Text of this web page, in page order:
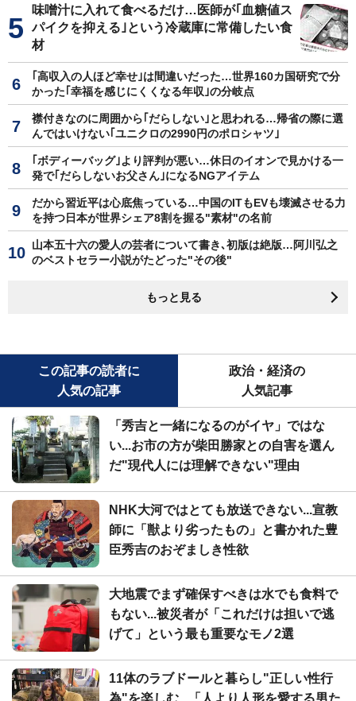
味噌汁に入れて食べるだけ…医師が｢血糖値ス
パイクを抑える｣という冷蔵庫に常備したい食
材
｢高収入の人ほど幸せ｣は間違いだった…世界160カ国研究で分
かった｢幸福を感じにくくなる年収｣の分岐点
襟付きなのに周囲から｢だらしない｣と思われる…帰省の際に選
んではいけない｢ユニクロの2990円のポロシャツ｣
｢ボディーバッグ｣より評判が悪い…休日のイオンで見かける一
発で｢だらしないお父さん｣になるNGアイテム
だから習近平は心底焦っている…中国のITもEVも壊滅させる力
を持つ日本が世界シェア8割を握る"素材"の名前
山本五十六の愛人の芸者について書き､初版は絶版…阿川弘之
のベストセラー小説がたどった"その後"
もっと見る
この記事の読者に
人気の記事
政治・経済の
人気記事
「秀吉と一緒になるのがイヤ」ではな
い...お市の方が柴田勝家との自害を選ん
だ"現代人には理解できない"理由
NHK大河ではとても放送できない...宣教
師に「獣より劣ったもの」と書かれた豊
臣秀吉のおぞましき性欲
大地震でまず確保すべきは水でも食料で
もない...被災者が「これだけは担いで逃
げて」という最も重要なモノ2選
11体のラブドールと暮らし"正しい性行